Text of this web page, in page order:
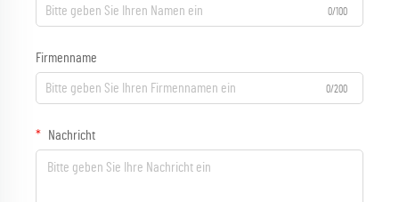
0/100
Firmenname
0/200
Nachricht